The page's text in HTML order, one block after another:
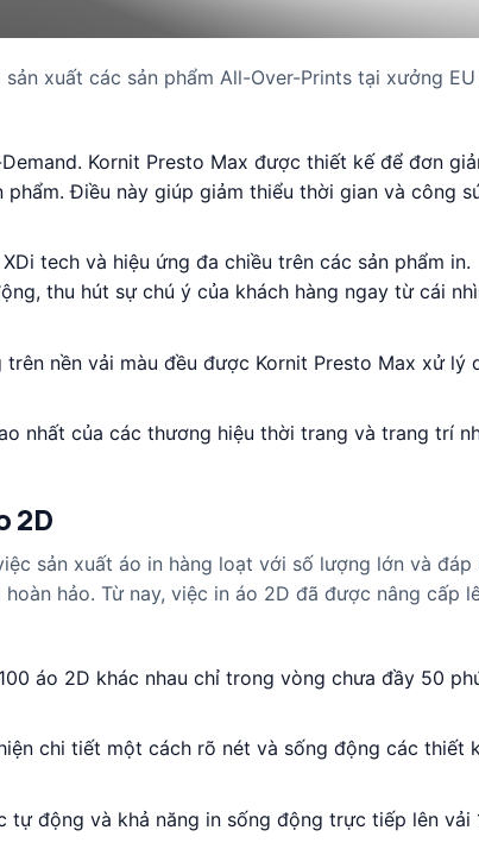
xuất các sản phẩm All-Over-Prints tại xưởng EU
Kornit Presto Max được thiết kế để đơn
Điều này giúp giảm thiểu thời gian và công
tech và hiệu ứng đa chiều trên các sản phẩm in.
thu hút sự chú ý của khách hàng ngay từ cái
nền vải màu đều được Kornit Presto Max xử lý
nhất của các thương hiệu thời trang và trang trí
2D
sản xuất áo in hàng loạt với số lượng lớn và đáp
hảo. Từ nay, việc in áo 2D đã được nâng cấp
áo 2D khác nhau chỉ trong vòng chưa đầy 50
chi tiết một cách rõ nét và sống động các thiết
động và khả năng in sống động trực tiếp lên vải